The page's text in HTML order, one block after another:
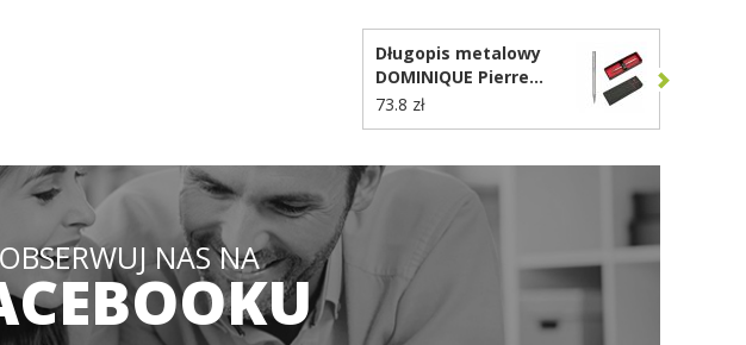
Długopis metalowy
DOMINIQUE Pierre
Cardin B014000
73.8 zł
OBSERWUJ NAS NA